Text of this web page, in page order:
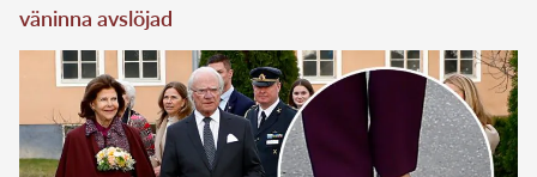
väninna avslöjad